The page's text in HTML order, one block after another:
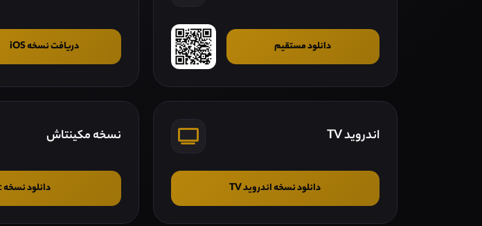
دانلود مستقیم دریافت نسخه iOS
اندروید TV
دانلود نسخه اندروید TV
نسخه مکینتاش
دانلود نسخه Mac